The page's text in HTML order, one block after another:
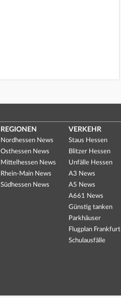
REGIONEN
Nordhessen News
Osthessen News
Mittelhessen News
Rhein-Main News
Südhessen News
VERKEHR
Staus Hessen
Blitzer Hessen
Unfälle Hessen
A3 News
A5 News
A661 News
Günstig tanken
Parkhäuser
Flugplan Frankfurt
Schulausfälle